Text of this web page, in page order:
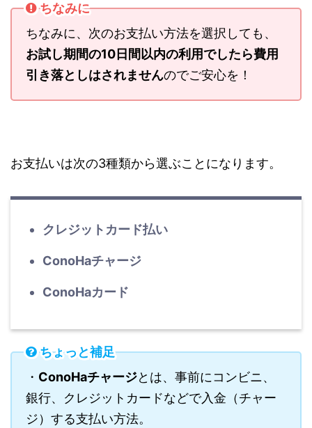
ちなみに
ちなみに、次のお支払い方法を選択しても、
お試し期間の10日間以内の利用でしたら費用
引き落としはされませんのでご安心を！
お支払いは次の3種類から選ぶことになります。
クレジットカード払い
ConoHaチャージ
ConoHaカード
ちょっと補足
・ ConoHaチャージとは、事前にコンビニ、
銀行、クレジットカードなどで入金（チャー
ジ）する支払い方法。